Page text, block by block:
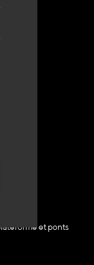
et ponts